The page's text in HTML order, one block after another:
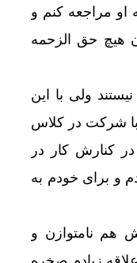
او مراجعه کنم و
هیچ حق الزحمه
ولی با این
با شرکت در کلاس
کنارش کار در
و برای خودم به
هم نامتوازن و